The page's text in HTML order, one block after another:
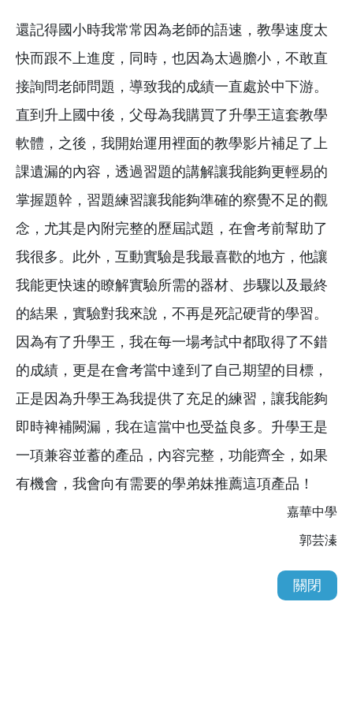
還記得國小時我常常因為老師的語速，教學速度太
快而跟不上進度，同時，也因為太過膽小，不敢直
接詢問老師問題，導致我的成績一直處於中下游。
直到升上國中後，父母為我購買了升學王這套教學
軟體，之後，我開始運用裡面的教學影片補足了上
課遺漏的內容，透過習題的講解讓我能夠更輕易的
掌握題幹，習題練習讓我能夠準確的察覺不足的觀
念，尤其是內附完整的歷屆試題，在會考前幫助了
我很多。此外，互動實驗是我最喜歡的地方，他讓
我能更快速的瞭解實驗所需的器材、步驟以及最終
的結果，實驗對我來說，不再是死記硬背的學習。
因為有了升學王，我在每一場考試中都取得了不錯
的成績，更是在會考當中達到了自己期望的目標，
正是因為升學王為我提供了充足的練習，讓我能夠
即時裨補闕漏，我在這當中也受益良多。升學王是
一項兼容並蓄的產品，內容完整，功能齊全，如果
有機會，我會向有需要的學弟妹推薦這項產品！
嘉華中學
郭芸溱
關閉